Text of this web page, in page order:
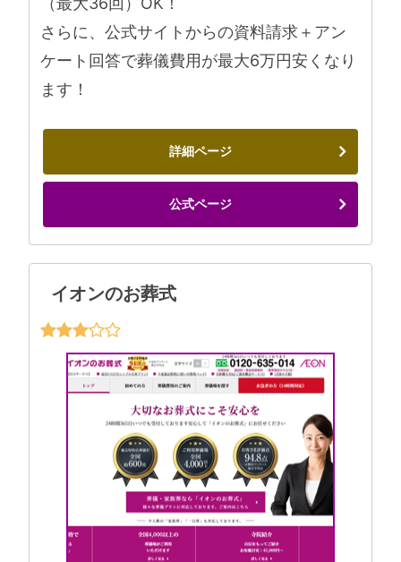
さらに、公式サイトからの資料請求＋アン
ケート回答で葬儀費用が最大6万円安くなり
ます！
詳細ページ
公式ページ
イオンのお葬式